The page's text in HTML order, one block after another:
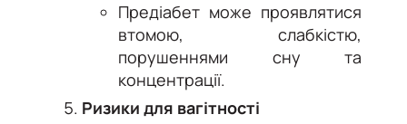
Предіабет може проявлятися
втомою, слабкістю,
порушеннями сну та
концентрації.
Ризики для вагітності